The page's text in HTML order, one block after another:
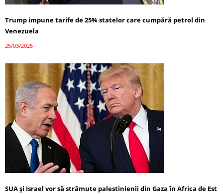
Trump impune tarife de 25% statelor care cumpără petrol din
Venezuela
25/03/2025
SUA și Israel vor să strămute palestinienii din Gaza în Africa de Est